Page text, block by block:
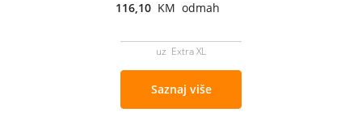
116,10 KM odmah
uz Extra XL
Saznaj više